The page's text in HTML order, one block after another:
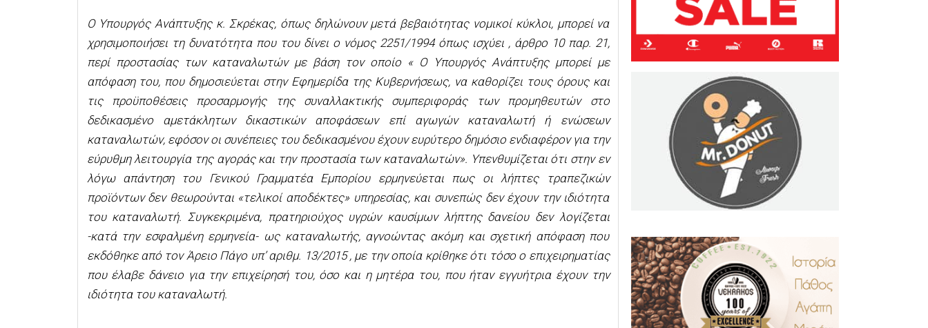
Ο Υπουργός Ανάπτυξης κ. Σκρέκας, όπως δηλώνουν μετά βεβαιότητας νομικοί κύκλοι, μπορεί να
χρησιμοποιήσει τη δυνατότητα που του δίνει ο νόμος 2251/1994 όπως ισχύει , άρθρο 10 παρ. 21,
περί προστασίας των καταναλωτών με βάση τον οποίο « Ο Υπουργός Ανάπτυξης μπορεί με
απόφαση του, που δημοσιεύεται στην Εφημερίδα της Κυβερνήσεως, να καθορίζει τους όρους και
τις προϋποθέσεις προσαρμογής της συναλλακτικής συμπεριφοράς των προμηθευτών στο
δεδικασμένο αμετάκλητων δικαστικών αποφάσεων επί αγωγών καταναλωτή ή ενώσεων
καταναλωτών, εφόσον οι συνέπειες του δεδικασμένου έχουν ευρύτερο δημόσιο ενδιαφέρον για την
εύρυθμη λειτουργία της αγοράς και την προστασία των καταναλωτών». Υπενθυμίζεται ότι στην εν
λόγω απάντηση του Γενικού Γραμματέα Εμπορίου ερμηνεύεται πως οι λήπτες τραπεζικών
προϊόντων δεν θεωρούνται «τελικοί αποδέκτες» υπηρεσίας, και συνεπώς δεν έχουν την ιδιότητα
του καταναλωτή. Συγκεκριμένα, πρατηριούχος υγρών καυσίμων λήπτης δανείου δεν λογίζεται
-κατά την εσφαλμένη ερμηνεία- ως καταναλωτής, αγνοώντας ακόμη και σχετική απόφαση που
εκδόθηκε από τον Άρειο Πάγο υπ’ αριθμ. 13/2015 , με την οποία κρίθηκε ότι τόσο ο επιχειρηματίας
που έλαβε δάνειο για την επιχείρησή του, όσο και η μητέρα του, που ήταν εγγυήτρια έχουν την
ιδιότητα του καταναλωτή.